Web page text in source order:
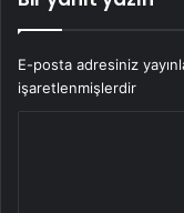
E-posta adresiniz
işaretlenmişlerdir